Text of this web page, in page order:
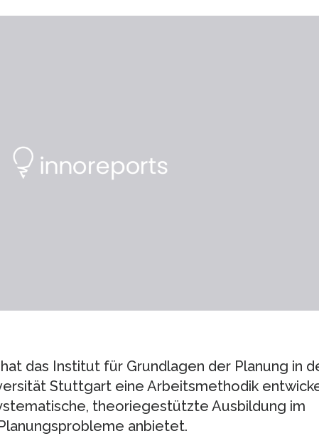
das Institut für Grundlagen der Planung in
Stuttgart eine Arbeitsmethodik
theoriegestützte Ausbildung im
anbietet.